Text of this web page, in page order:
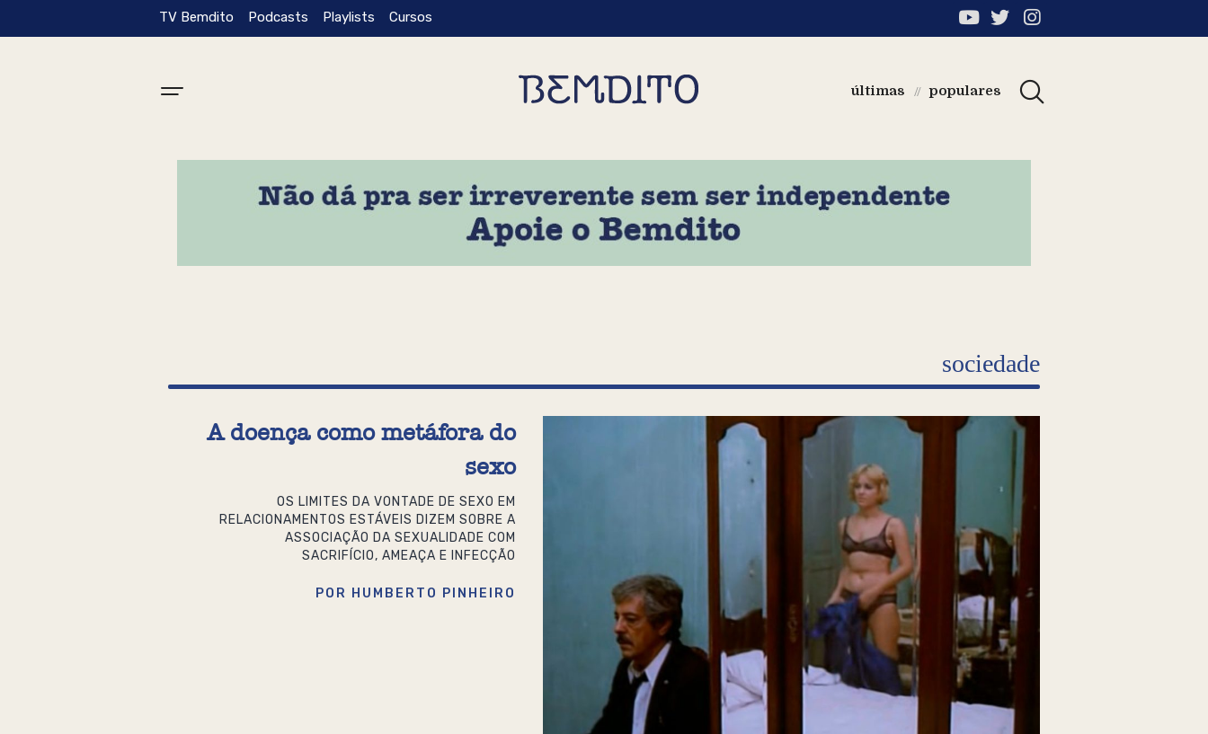
TV Bemdito Podcasts Playlists Cursos
últimas // populares
sociedade
A doença como metáfora do
sexo
OS LIMITES DA VONTADE DE SEXO EM
RELACIONAMENTOS ESTÁVEIS DIZEM SOBRE A
ASSOCIAÇÃO DA SEXUALIDADE COM
SACRIFÍCIO, AMEAÇA E INFECÇÃO
POR HUMBERTO PINHEIRO